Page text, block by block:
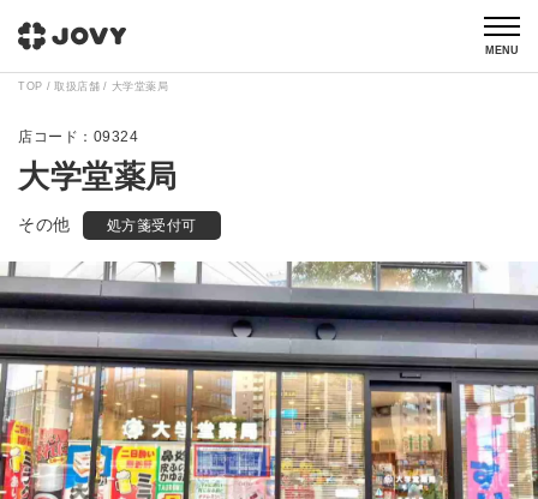
MENU
TOP 取扱店舗 大学堂薬局
09324
大学堂薬局
その他 処方箋受付可